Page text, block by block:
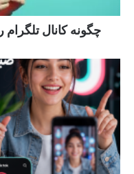
چگونه کانال